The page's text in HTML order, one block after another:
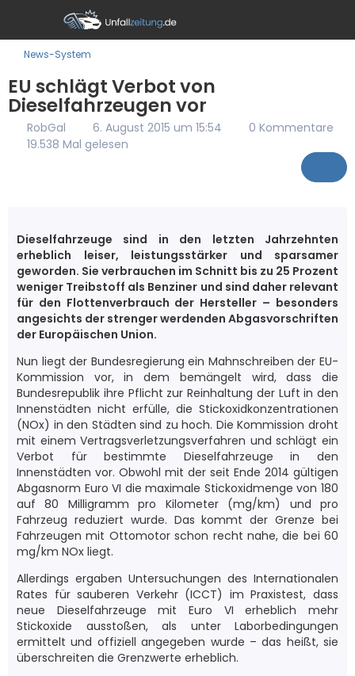
News-System
EU schlägt Verbot von
Dieselfahrzeugen vor
RobGal 6. August 2015 um 15:54
0 Kommentare
19.538 Mal gelesen
Dieselfahrzeuge sind in den letzten Jahrzehnten
erheblich leiser, leistungsstärker und sparsamer
geworden. Sie verbrauchen im Schnitt bis zu 25 Prozent
weniger Treibstoff als Benziner und sind daher relevant
für den Flottenverbrauch der Hersteller – besonders
angesichts der strenger werdenden Abgasvorschriften
der Europäischen Union.
Nun liegt der Bundesregierung ein Mahnschreiben der EU-
Kommission vor, in dem bemängelt wird, dass die
Bundesrepublik ihre Pflicht zur Reinhaltung der Luft in den
Innenstädten nicht erfülle, die Stickoxidkonzentrationen
(NOx) in den Städten sind zu hoch. Die Kommission droht
mit einem Vertragsverletzungsverfahren und schlägt ein
Verbot für bestimmte Dieselfahrzeuge in den
Innenstädten vor. Obwohl mit der seit Ende 2014 gültigen
Abgasnorm Euro VI die maximale Stickoxidmenge von 180
auf 80 Milligramm pro Kilometer (mg/km) und pro
Fahrzeug reduziert wurde. Das kommt der Grenze bei
Fahrzeugen mit Ottomotor schon recht nahe, die bei 60
mg/km NOx liegt.
Allerdings ergaben Untersuchungen des Internationalen
Rates für sauberen Verkehr (ICCT) im Praxistest, dass
neue Dieselfahrzeuge mit Euro VI erheblich mehr
Stickoxide ausstoßen, als unter Laborbedingungen
ermittelt und offiziell angegeben wurde – das heißt, sie
überschreiten die Grenzwerte erheblich.